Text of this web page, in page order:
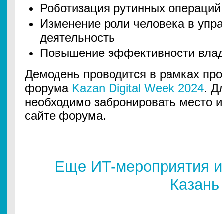
Роботизация рутинных операций
Изменение роли человека в
деятельность
Повышение эффективности
Демодень проводится в рамках
форума Kazan Digital Week 2024.
необходимо забронировать место
сайте форума.
Еще ИТ-мероприятия
Казань